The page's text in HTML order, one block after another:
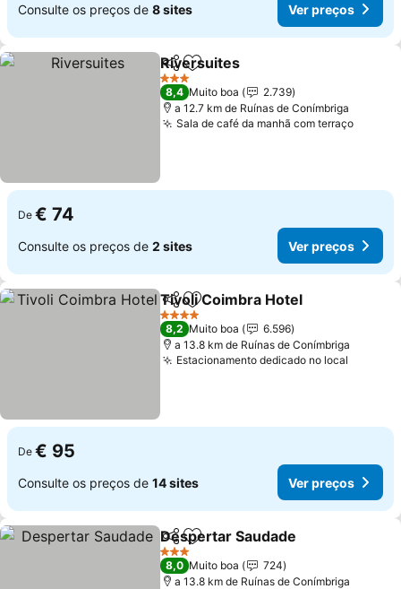
Consulte os preços de 8 sites Ver preços
PartilharAdicionar aos favoritos
Riversuites
3 Estrelas
8,4 Muito boa
2.739
a 12.7 km de Ruínas de Conímbriga
Sala de café da manhã com terraçoVer
De € 74
Consulte os preços de 2 sites Ver preços
PartilharAdicionar aos favoritos
Tivoli Coimbra Hotel
4 Estrelas
8,2 Muito boa
6.596
a 13.8 km de Ruínas de Conímbriga
Estacionamento dedicado no local
De € 95
Consulte os preços de 14 sites Ver preços
PartilharAdicionar aos favoritos
Despertar Saudade
3 Estrelas
8,0 Muito boa
724
a 13.8 km de Ruínas de Conímbriga